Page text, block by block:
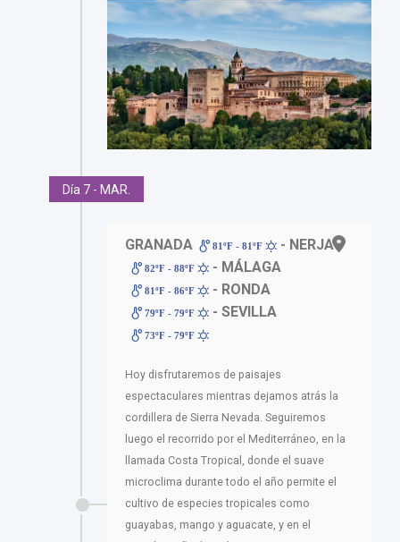
Día 7 - MAR.
GRANADA 81ºF - 81ºF - NERJA
82ºF - 88ºF - MÁLAGA
81ºF - 86ºF - RONDA
79ºF - 79ºF - SEVILLA
73ºF - 79ºF
Hoy disfrutaremos de paisajes
espectaculares mientras dejamos atrás la
cordillera de Sierra Nevada. Seguiremos
luego el recorrido por el Mediterráneo, en la
llamada Costa Tropical, donde el suave
microclima durante todo el año permite el
cultivo de especies tropicales como
guayabas, mango y aguacate, y en el